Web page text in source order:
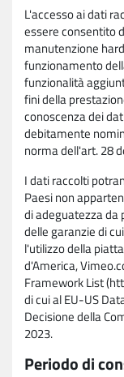
L'accesso ai dati
essere consentito
manutenzione
funzionamento
funzionalità
fini della
conoscenza dei
debitamente
norma dell'art. 28
I dati raccolti
Paesi non
di adeguatezza da
delle garanzie di
l'utilizzo della
d'America,
Framework List
di cui al EU-US
Decisione della
2023.
Periodo di